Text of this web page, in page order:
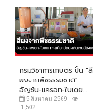
กรมวิชาการเกษตร ปั้น "สี
ผงจากพืชธรรมชาติ"
อัญชัน-แครอท-ใบเตย...
5 สิงหาคม 2569
1,502